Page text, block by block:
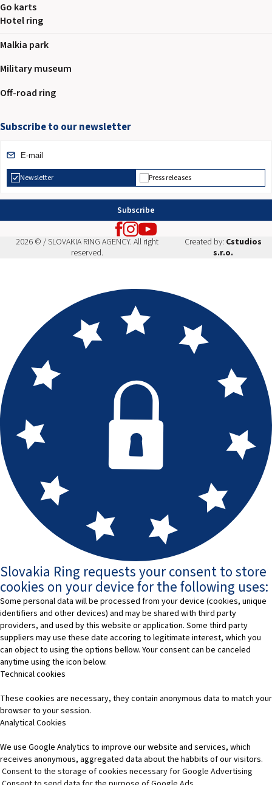
Go karts
Hotel ring
Malkia park
Military museum
Off-road ring
Subscribe to our newsletter
Newsletter Press releases
Subscribe
2026 © / SLOVAKIA RING AGENCY. All right
reserved.
Created by: Cstudios
s.r.o.
Slovakia Ring requests your consent to store
cookies on your device for the following uses:
Some personal data will be processed from your device (cookies, unique
identifiers and other devices) and may be shared with third party
providers, and used by this website or application. Some third party
suppliers may use these date accoring to legitimate interest, which you
can object to using the options bellow. Your consent can be canceled
anytime using the icon below.
Technical cookies
These cookies are necessary, they contain anonymous data to match your
browser to your session.
Analytical Cookies
We use Google Analytics to improve our website and services, which
receives anonymous, aggregated data about the habbits of our visitors.
Consent to the storage of cookies necessary for Google Advertising